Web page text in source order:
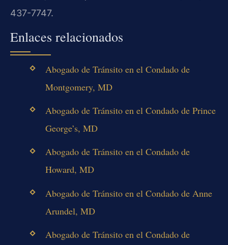
437-7747.
Enlaces relacionados
Abogado de Tránsito en el Condado de
Montgomery, MD
Abogado de Tránsito en el Condado de Prince
George’s, MD
Abogado de Tránsito en el Condado de
Howard, MD
Abogado de Tránsito en el Condado de Anne
Arundel, MD
Abogado de Tránsito en el Condado de